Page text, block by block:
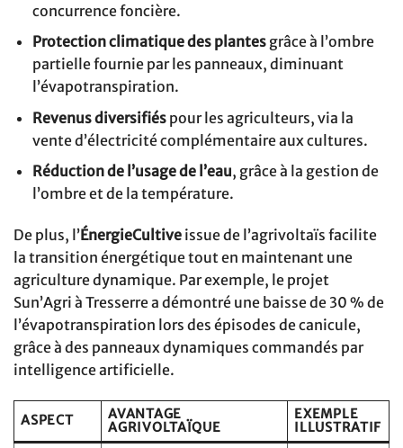
concurrence foncière.
Protection climatique des plantesgrâce à l’ombre
partielle fournie par les panneaux, diminuant
l’évapotranspiration.
Revenus diversifiéspour les agriculteurs, via la
vente d’électricité complémentaire aux cultures.
Réduction de l’usage de l’eau, grâce à la gestion de
l’ombre et de la température.
De plus, l’ÉnergieCultive issue de l’agrivoltaïs facilite
la transition énergétique tout en maintenant une
agriculture dynamique. Par exemple, le projet
Sun’Agri à Tresserre a démontré une baisse de 30 % de
l’évapotranspiration lors des épisodes de canicule,
grâce à des panneaux dynamiques commandés par
intelligence artificielle.
ASPECT
AVANTAGE
AGRIVOLTAÏQUE
EXEMPLE
ILLUSTRATIF